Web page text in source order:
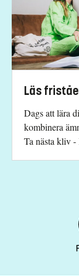
Läs
Dags att lära
kombinera
Ta nästa kliv -